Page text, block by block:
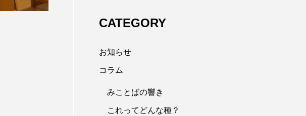
CATEGORY
お知らせ
コラム
みことばの響き
これってどんな種？